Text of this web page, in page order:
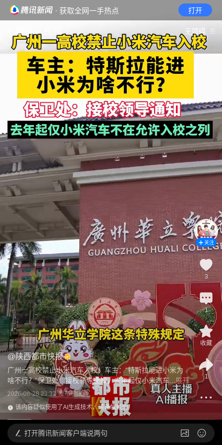
· 获取全网一手热点 打开
首页 无障碍
@陕西都市快报
广州一高校禁止小米汽车入校！车主：“特斯拉能进小米为
啥不行？”保卫处：接校领导通知，去年起仅小米汽车... 展开
2026-06-28 23:37 发布于陕西
该内容疑似使用了AI生成技术，请谨慎甄别
关注
3
1
收藏
1
打开腾讯新闻客户端说两句